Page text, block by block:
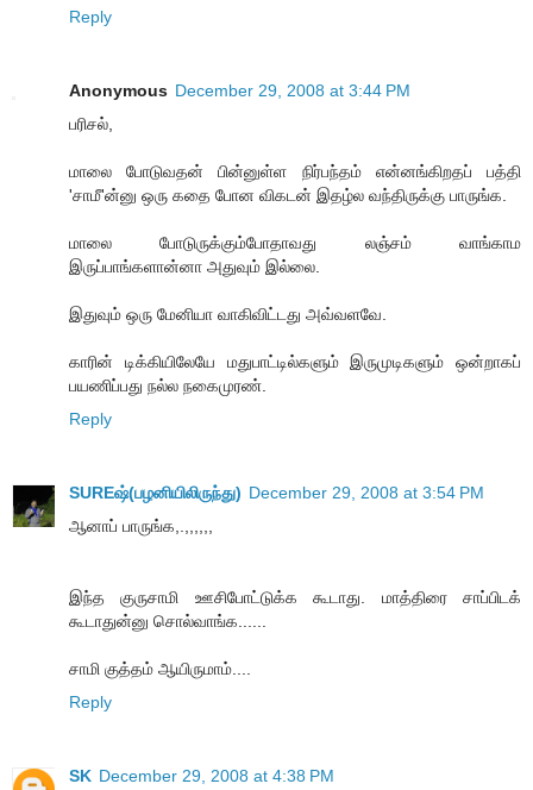
Reply
Anonymous December 29, 2008 at 3:44 PM
பரிசல்,
மாலை போடுவதன் பின்னுள்ள நிர்பந்தம் என்னங்கிறதப் பத்தி
'சாமீ'ன்னு ஒரு கதை போன விகடன் இதழ்ல வந்திருக்கு பாருங்க.
மாலை போடுருக்கும்போதாவது லஞ்சம் வாங்காம
இருப்பாங்களான்னா அதுவும் இல்லை.
இதுவும் ஒரு மேனியா வாகிவிட்டது அவ்வளவே.
காரின் டிக்கியிலேயே மதுபாட்டில்களும் இருமுடிகளும் ஒன்றாகப்
பயணிப்பது நல்ல நகைமுரண்.
Reply
SUREஷ்(பழனியிலிருந்து) December 29, 2008 at 3:54 PM
ஆனாப் பாருங்க,.,,,,,,
இந்த குருசாமி ஊசிபோட்டுக்க கூடாது. மாத்திரை சாப்பிடக்
கூடாதுன்னு சொல்வாங்க......
சாமி குத்தம் ஆயிருமாம்....
Reply
SK December 29, 2008 at 4:38 PM